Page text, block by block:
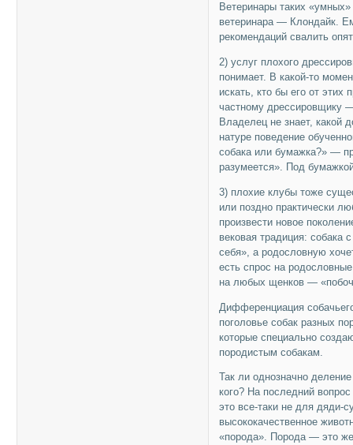
Ветеринары таких
ветеринара — Клондайк.
рекомендаций свалить
2) услуг плохого
понимает. В какой-то
искать, кто бы его от этих
частному дрессировщику
Владелец не знает, какой
натуре поведение
собака или бумажка?» —
разумеется». Под
3) плохие клубы тоже
или поздно практически
произвести новое
вековая традиция: собака
себя», а родословную
есть спрос на
на любых щенков —
Дифференциация
поголовье собак разных
которые специально
породистым собакам.
Так ли однозначно
кого? На последний
это все-таки не для дяди-
высококачественное
«порода». Порода — это же